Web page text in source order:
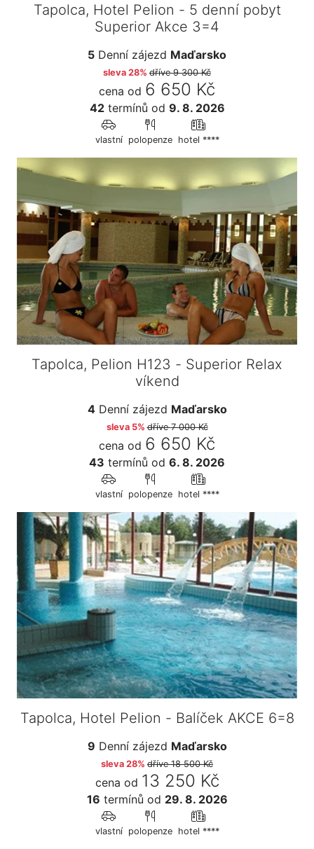
Tapolca, Hotel Pelion - 5 denní pobyt
Superior Akce 3=4
5 Denní zájezd Maďarsko
sleva 28% dříve9 300 Kč
cena od 6 650 Kč
42termínů od 9. 8. 2026
vlastní polopenze hotel ****
Tapolca, Pelion H123 - Superior Relax
víkend
4Denní zájezd Maďarsko
sleva 5% dříve7 000 Kč
cena od 6 650 Kč
43 termínů od 6. 8. 2026
vlastní polopenze hotel ****
Tapolca, Hotel Pelion - Balíček AKCE 6=8
9 Denní zájezd Maďarsko
sleva 28% dříve18 500 Kč
cena od 13 250 Kč
16 termínů od 29. 8. 2026
vlastní polopenze hotel ****